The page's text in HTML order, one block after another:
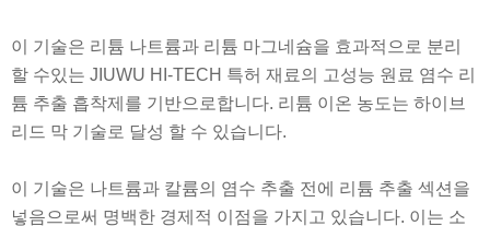
이 기술은 리튬 나트륨과 리튬 마그네슘을 효과적으로 분리
할 수있는 JIUWU HI-TECH 특허 재료의 고성능 원료 염수 리
튬 추출 흡착제를 기반으로합니다. 리튬 이온 농도는 하이브
리드 막 기술로 달성 할 수 있습니다.
이 기술은 나트륨과 칼륨의 염수 추출 전에 리튬 추출 섹션을
넣음으로써 명백한 경제적 이점을 가지고 있습니다. 이는 소